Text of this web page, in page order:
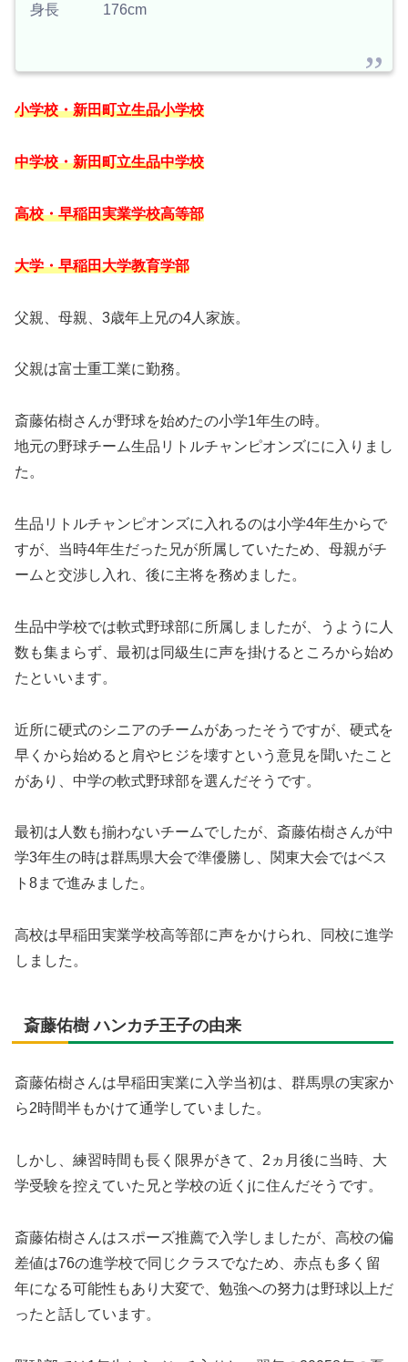
身長 176cm
小学校・新田町立生品小学校
中学校・新田町立生品中学校
高校・早稲田実業学校高等部
大学・早稲田大学教育学部
父親、母親、3歳年上兄の4人家族。
父親は富士重工業に勤務。
斎藤佑樹さんが野球を始めたの小学1年生の時。
地元の野球チーム生品リトルチャンピオンズにに入りまし
た。
生品リトルチャンピオンズに入れるのは小学4年生からで
すが、当時4年生だった兄が所属していたため、母親がチ
ームと交渉し入れ、後に主将を務めました。
生品中学校では軟式野球部に所属しましたが、うように人
数も集まらず、最初は同級生に声を掛けるところから始め
たといいます。
近所に硬式のシニアのチームがあったそうですが、硬式を
早くから始めると肩やヒジを壊すという意見を聞いたこと
があり、中学の軟式野球部を選んだそうです。
最初は人数も揃わないチームでしたが、斎藤佑樹さんが中
学3年生の時は群馬県大会で準優勝し、関東大会ではベス
ト8まで進みました。
高校は早稲田実業学校高等部に声をかけられ、同校に進学
しました。
斎藤佑樹 ハンカチ王子の由来
斎藤佑樹さんは早稲田実業に入学当初は、群馬県の実家か
ら2時間半もかけて通学していました。
しかし、練習時間も長く限界がきて、2ヵ月後に当時、大
学受験を控えていた兄と学校の近くjに住んだそうです。
斎藤佑樹さんはスポーズ推薦で入学しましたが、高校の偏
差値は76の進学校で同じクラスでなため、赤点も多く留
年になる可能性もあり大変で、勉強への努力は野球以上だ
ったと話しています。